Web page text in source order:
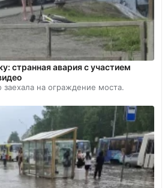
странная авария с участием
заехала на ограждение моста.